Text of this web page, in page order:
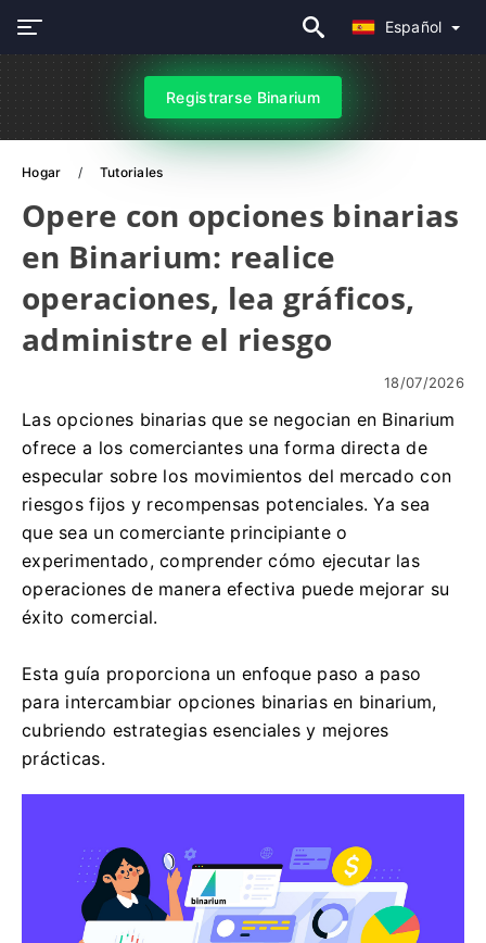
Español
Registrarse Binarium
Hogar Tutoriales
Opere con opciones binarias
en Binarium: realice
operaciones, lea gráficos,
administre el riesgo
18/07/2026
Las opciones binarias que se negocian en Binarium
ofrece a los comerciantes una forma directa de
especular sobre los movimientos del mercado con
riesgos fijos y recompensas potenciales. Ya sea
que sea un comerciante principiante o
experimentado, comprender cómo ejecutar las
operaciones de manera efectiva puede mejorar su
éxito comercial.
Esta guía proporciona un enfoque paso a paso
para intercambiar opciones binarias en binarium,
cubriendo estrategias esenciales y mejores
prácticas.